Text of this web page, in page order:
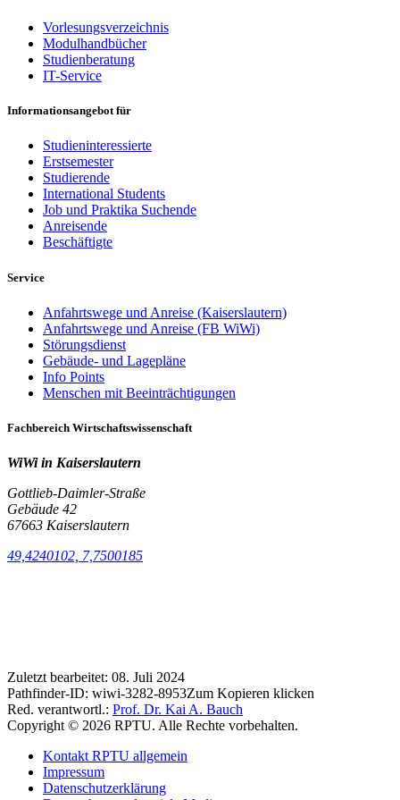
Vorlesungsverzeichnis
Modulhandbücher
Studienberatung
IT-Service
Informationsangebot für
Studieninteressierte
Erstsemester
Studierende
International Students
Job und Praktika Suchende
Anreisende
Beschäftigte
Service
Anfahrtswege und Anreise (Kaiserslautern)
Anfahrtswege und Anreise (FB WiWi)
Störungsdienst
Gebäude- und Lagepläne
Info Points
Menschen mit Beeinträchtigungen
Fachbereich Wirtschaftswissenschaft
WiWi in Kaiserslautern
Gottlieb-Daimler-Straße
Gebäude 42
67663 Kaiserslautern
49,4240102, 7,7500185
Zuletzt bearbeitet: 08. Juli 2024
Pathfinder-ID: wiwi-3282-8953Zum Kopieren klicken
Red. verantwortl.: Prof. Dr. Kai A. Bauch
Copyright © 2026 RPTU. Alle Rechte vorbehalten.
Kontakt RPTU allgemein
Impressum
Datenschutzerklärung